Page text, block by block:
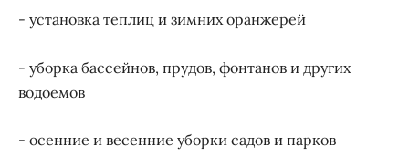
- установка теплиц и зимних оранжерей
- уборка бассейнов, прудов, фонтанов и других
водоемов
- осенние и весенние уборки садов и парков